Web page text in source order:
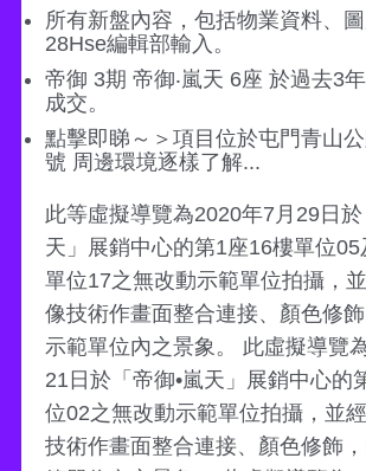
所有新盤內容，包括物業資料、
28Hse編輯部輸入。
帝御 3期 帝御‧嵐天 6座 於過去3
成交。
點擊即睇～＞項目位於屯門青山
號 周邊環境逐樣了解...
此等虛擬導覽為2020年7月29日於
天」展銷中心的第1座16樓單位
單位17之無改動示範單位拍攝，
像技術作畫面整合連接、顏色修
示範單位內之景象。 此虛擬導覽
21日於「帝御•嵐天」展銷中心的
位02之無改動示範單位拍攝，並
技術作畫面整合連接、顏色修飾